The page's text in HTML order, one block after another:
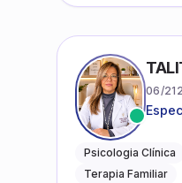
06/
Psicologia Clínica
Terapia Familiar